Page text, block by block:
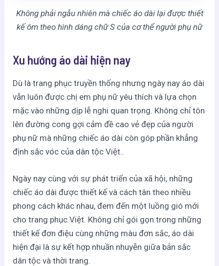
Không phải ngẫu nhiên mà chiếc áo dài lại được thiết
kế ôm theo hình dáng chữ S của cơ thể người phụ nữ
Xu hướng áo dài hiện nay
Dù là trang phục truyền thống nhưng ngày nay áo dài
vẫn luôn được chị em phụ nữ yêu thích và lựa chọn
mặc vào những dịp lễ nghi quan trọng. Không chỉ tôn
lên đường cong gợi cảm đề cao vẻ đẹp của người
phụ nữ mà những chiếc áo dài còn góp phần khẳng
định sắc vóc của dân tộc Việt..
Ngày nay cùng với sự phát triển của xã hội, những
chiếc áo dài được thiết kế và cách tân theo nhiều
phong cách khác nhau, đem đến một luồng gió mới
cho trang phục Việt. Không chỉ gói gọn trong những
thiết kế đơn điệu cùng những màu đơn sắc, áo dài
hiện đại là sự kết hợp nhuần nhuyễn giữa bản sắc
dân tộc và thời trang.